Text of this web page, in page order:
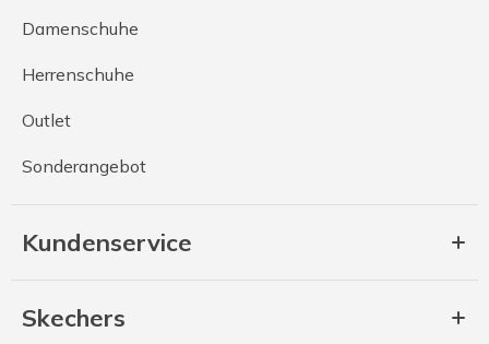
Damenschuhe
Herrenschuhe
Outlet
Sonderangebot
Kundenservice
Skechers